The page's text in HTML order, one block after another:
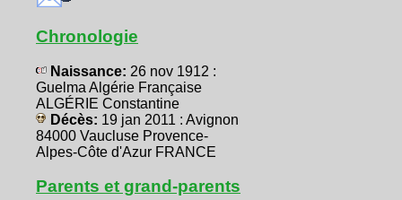
Chronologie
Naissance: 26 nov 1912 :
Guelma Algérie Française
ALGÉRIE Constantine
Décès: 19 jan 2011 : Avignon
84000 Vaucluse Provence-
Alpes-Côte d'Azur FRANCE
Parents et grand-parents